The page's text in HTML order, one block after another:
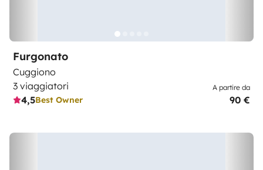
Furgonato
Cuggiono
3 viaggiatori
4,5Best Owner
A partire da
90 €